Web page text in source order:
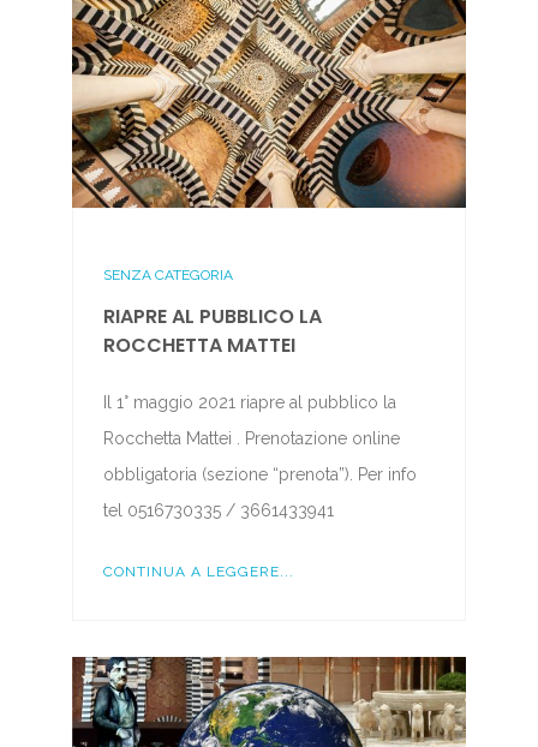
SENZA CATEGORIA
RIAPRE AL PUBBLICO LA
ROCCHETTA MATTEI
Il 1° maggio 2021 riapre al pubblico la
Rocchetta Mattei . Prenotazione online
obbligatoria (sezione “prenota”). Per info
tel 0516730335 / 3661433941
CONTINUA A LEGGERE...